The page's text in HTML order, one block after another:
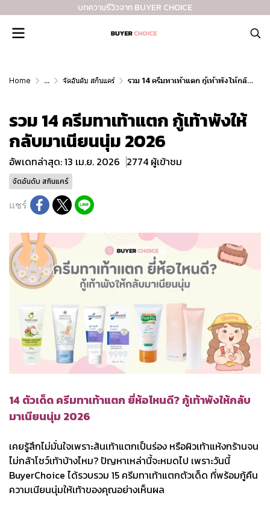
บทความรีวิวจาก BUYER CHOICE
Home ... จัดอันดับ สกินแคร์ รวม 14 ครีมทาเท้าแตก กู้เท้าพังให้กลับมาเนียนนุ่ม 2026
รวม 14 ครีมทาเท้าแตก กู้เท้าพังให้
กลับมาเนียนนุ่ม 2026
อัพเดทล่าสุด: 13 เม.ย. 2026 2774 ผู้เข้าชม
จัดอันดับ สกินแคร์
แชร์
14 ตัวเด็ด ครีมทาเท้าแตก ยี่ห้อไหนดี? กู้เท้าพังให้กลับ
มาเนียนนุ่ม 2026
เคยรู้สึกไม่มั่นใจเพราะส้นเท้าแตกเป็นร่อง หรือผิวเท้าแห้งกร้านจน
ไม่กล้าโชว์เท้าบ้างไหม? ปัญหาเหล่านี้จะหมดไป เพราะวันนี้
BuyerChoice ได้รวบรวม 15 ครีมทาเท้าแตกตัวเด็ด ที่พร้อมกู้คืน
ความเนียนนุ่มให้เท้าของคุณอย่างเห็นผล